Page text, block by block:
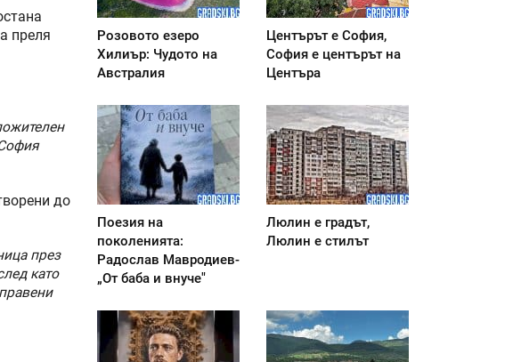
преля
до
през
като
Розовото езеро
Хилиър: Чудото на
Австралия
Центърът е София,
София е центърът на
Центъра
Поезия на
поколенията:
Радослав Мавродиев-
„От баба и внуче"
Люлин е градът,
Люлин е стилът